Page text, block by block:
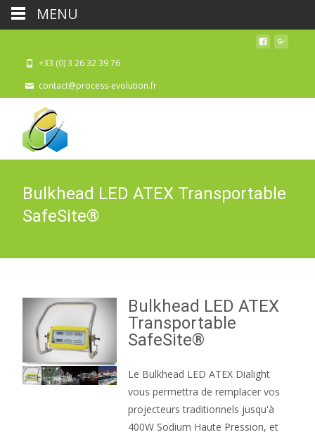
+33 (0) 3 26 32 39 76
contact@process-evolution.fr
Bulkhead LED ATEX Transportable
SafeSite®
Bulkhead LED ATEX
Transportable
SafeSite®
Le Bulkhead LED ATEX Dialight
vous permettra de remplacer vos
projecteurs traditionnels jusqu'à
400W Sodium Haute Pression, et
MENU